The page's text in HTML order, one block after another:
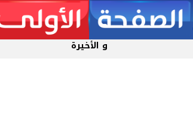
و الأخيرة